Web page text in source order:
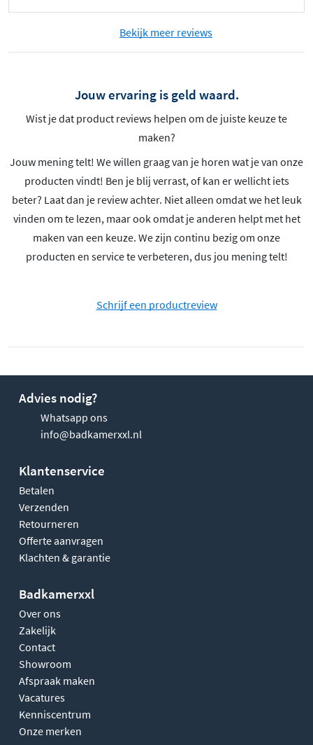
Bekijk meer reviews
Jouw ervaring is geld waard.
Wist je dat product reviews helpen om de juiste keuze te
maken?
Jouw mening telt! We willen graag van je horen wat je van onze
producten vindt! Ben je blij verrast, of kan er wellicht iets
beter? Laat dan je review achter. Niet alleen omdat we het leuk
vinden om te lezen, maar ook omdat je anderen helpt met het
maken van een keuze. We zijn continu bezig om onze
producten en service te verbeteren, dus jou mening telt!
Schrijf een productreview
Advies nodig?
Whatsapp ons
info@badkamerxxl.nl
Klantenservice
Betalen
Verzenden
Retourneren
Offerte aanvragen
Klachten & garantie
Badkamerxxl
Over ons
Zakelijk
Contact
Showroom
Afspraak maken
Vacatures
Kenniscentrum
Onze merken